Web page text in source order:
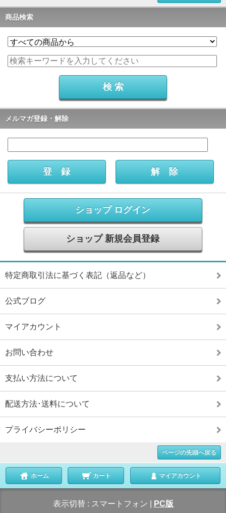
商品検索
メルマガ登録・解除
ショップ ログイン
ショップ 新規会員登録
特定商取引法に基づく表記（返品など）
公式ブログ
マイアカウント
お問い合わせ
支払い方法について
配送方法･送料について
プライバシーポリシー
ページの先頭へ戻る
ホーム カート マイアカウント
表示切替 : スマートフォン PC版